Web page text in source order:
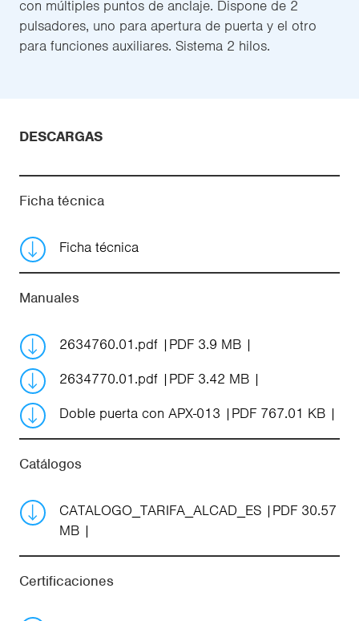
con múltiples puntos de anclaje. Dispone de 2
pulsadores, uno para apertura de puerta y el otro
para funciones auxiliares. Sistema 2 hilos.
DESCARGAS
Ficha técnica
Ficha técnica
Manuales
2634760.01.pdf
PDF 3.9 MB
2634770.01.pdf
PDF 3.42 MB
Doble puerta con APX-013
PDF 767.01 KB
Catálogos
CATALOGO_TARIFA_ALCAD_ES
PDF 30.57
MB
Certificaciones